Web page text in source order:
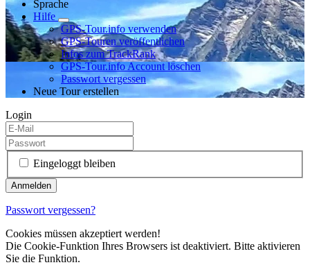
Sprache
Hilfe
GPS-Tour.info verwenden
GPS-Touren veröffentlichen
Infos zum TrackRank
GPS-Tour.info Account löschen
Passwort vergessen
Neue Tour erstellen
Login
Eingeloggt bleiben
Passwort vergessen?
Cookies müssen akzeptiert werden!
Die Cookie-Funktion Ihres Browsers ist deaktiviert. Bitte aktivieren
Sie die Funktion.